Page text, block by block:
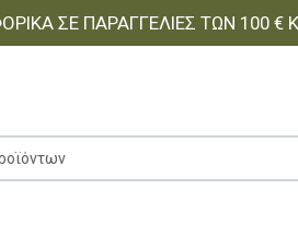
ΣΕ ΠΑΡΑΓΓΕΛΊΕΣ ΤΩΝ 100 €